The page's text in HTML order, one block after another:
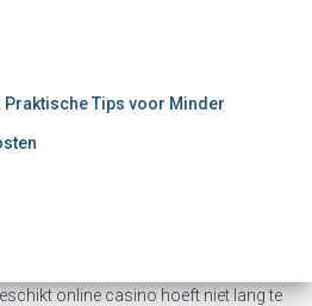
Praktische Tips voor Minder
online casino hoeft niet lang te